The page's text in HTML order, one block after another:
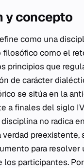
y concepto
como una
como el
principios que
de carácter
se sitúa en la
a finales del siglo
no radica
preexistente,
para resolver
los participantes.